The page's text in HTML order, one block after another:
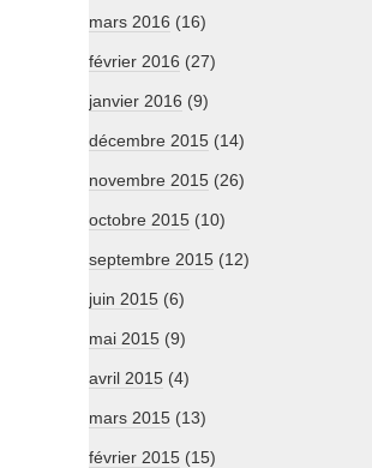
mars 2016 (16)
février 2016 (27)
janvier 2016 (9)
décembre 2015 (14)
novembre 2015 (26)
octobre 2015 (10)
septembre 2015 (12)
juin 2015 (6)
mai 2015 (9)
avril 2015 (4)
mars 2015 (13)
février 2015 (15)